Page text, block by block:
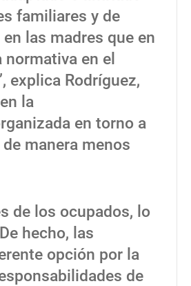
familiares y de
las madres que en
en el
explica Rodríguez,
la
en torno a
manera menos
de los ocupados, lo
hecho, las
opción por la
de